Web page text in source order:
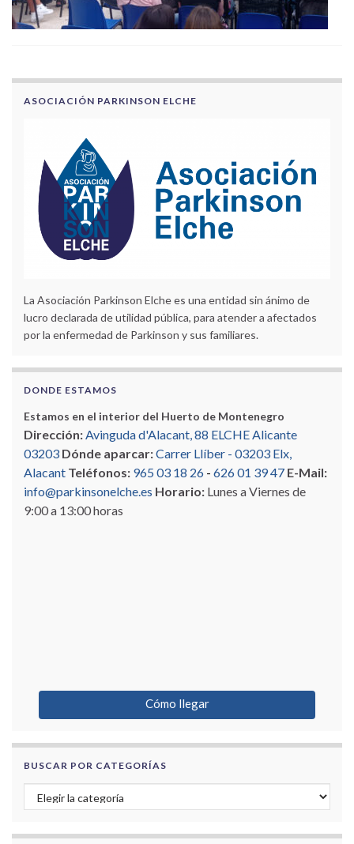
ASOCIACIÓN PARKINSON ELCHE
La Asociación Parkinson Elche es una entidad sin ánimo de
lucro declarada de utilidad pública, para atender a afectados
por la enfermedad de Parkinson y sus familiares.
DONDE ESTAMOS
Estamos en el interior del Huerto de Montenegro
Dirección:Avinguda d'Alacant, 88 ELCHE Alicante
03203 Dónde aparcar:Carrer Llíber - 03203 Elx,
Alacant Teléfonos: 965 03 18 26 - 626 01 39 47 E-Mail:
info@parkinsonelche.es Horario: Lunes a Viernes de
9:00 a 13:00 horas
Cómo llegar
BUSCAR POR CATEGORÍAS
Buscar por categorías